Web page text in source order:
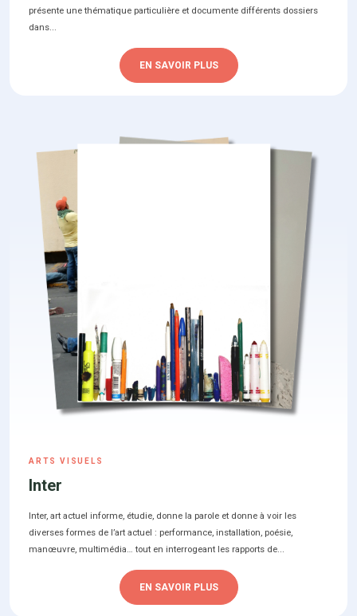
présente une thématique particulière et documente différents dossiers
dans...
EN SAVOIR PLUS
ARTS VISUELS
Inter
Inter, art actuel informe, étudie, donne la parole et donne à voir les
diverses formes de l’art actuel : performance, installation, poésie,
manœuvre, multimédia… tout en interrogeant les rapports de...
EN SAVOIR PLUS